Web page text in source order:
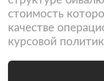
стоимость
качестве
курсовой